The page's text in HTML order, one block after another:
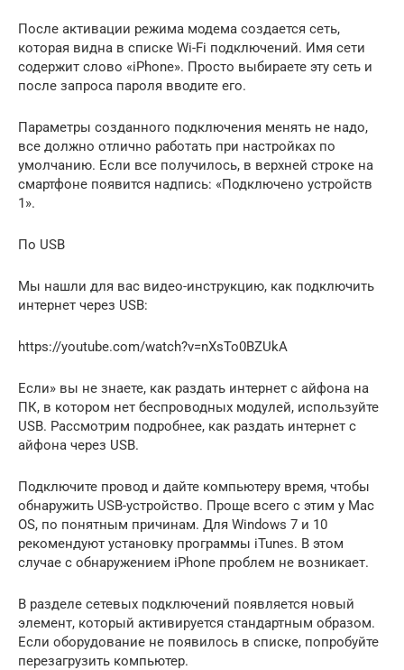
После активации режима модема создается сеть,
которая видна в списке Wi-Fi подключений. Имя сети
содержит слово «iPhone». Просто выбираете эту сеть и
после запроса пароля вводите его.
Параметры созданного подключения менять не надо,
все должно отлично работать при настройках по
умолчанию. Если все получилось, в верхней строке на
смартфоне появится надпись: «Подключено устройств
1».
По USB
Мы нашли для вас видео-инструкцию, как подключить
интернет через USB:
https://youtube.com/watch?v=nXsTo0BZUkA
Если» вы не знаете, как раздать интернет с айфона на
ПК, в котором нет беспроводных модулей, используйте
USB. Рассмотрим подробнее, как раздать интернет с
айфона через USB.
Подключите провод и дайте компьютеру время, чтобы
обнаружить USB-устройство. Проще всего с этим у Mac
OS, по понятным причинам. Для Windows 7 и 10
рекомендуют установку программы iTunes. В этом
случае с обнаружением iPhone проблем не возникает.
В разделе сетевых подключений появляется новый
элемент, который активируется стандартным образом.
Если оборудование не появилось в списке, попробуйте
перезагрузить компьютер.